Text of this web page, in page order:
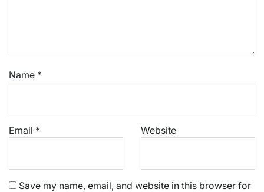
Name *
Email * Website
Save my name, email, and website in this browser for